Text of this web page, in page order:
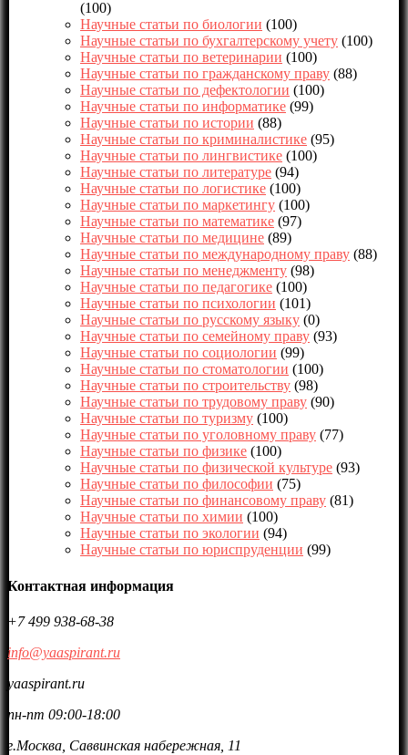
(100)
Научные статьи по биологии (100)
Научные статьи по бухгалтерскому учету (100)
Научные статьи по ветеринарии (100)
Научные статьи по гражданскому праву (88)
Научные статьи по дефектологии (100)
Научные статьи по информатике (99)
Научные статьи по истории (88)
Научные статьи по криминалистике (95)
Научные статьи по лингвистике (100)
Научные статьи по литературе (94)
Научные статьи по логистике (100)
Научные статьи по маркетингу (100)
Научные статьи по математике (97)
Научные статьи по медицине (89)
Научные статьи по международному праву (88)
Научные статьи по менеджменту (98)
Научные статьи по педагогике (100)
Научные статьи по психологии (101)
Научные статьи по русскому языку (0)
Научные статьи по семейному праву (93)
Научные статьи по социологии (99)
Научные статьи по стоматологии (100)
Научные статьи по строительству (98)
Научные статьи по трудовому праву (90)
Научные статьи по туризму (100)
Научные статьи по уголовному праву (77)
Научные статьи по физике (100)
Научные статьи по физической культуре (93)
Научные статьи по философии (75)
Научные статьи по финансовому праву (81)
Научные статьи по химии (100)
Научные статьи по экологии (94)
Научные статьи по юриспруденции (99)
Контактная информация
+7 499 938-68-38
info@yaaspirant.ru
yaaspirant.ru
пн-пт 09:00-18:00
г.Москва, Саввинская набережная, 11